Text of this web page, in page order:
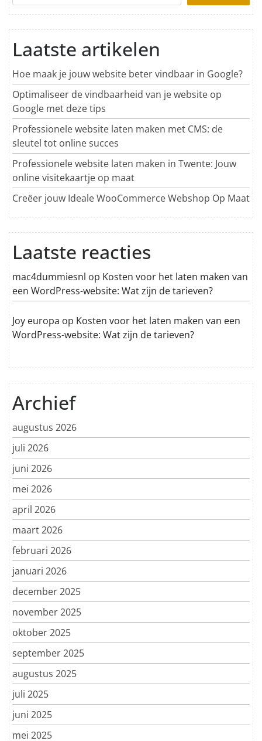
Laatste artikelen
Hoe maak je jouw website beter vindbaar in Google?
Optimaliseer de vindbaarheid van je website op
Google met deze tips
Professionele website laten maken met CMS: de
sleutel tot online succes
Professionele website laten maken in Twente: Jouw
online visitekaartje op maat
Creëer jouw Ideale WooCommerce Webshop Op Maat
Laatste reacties
mac4dummiesnl op Kosten voor het laten maken van
een WordPress-website: Wat zijn de tarieven?
Joy europa op Kosten voor het laten maken van een
WordPress-website: Wat zijn de tarieven?
Archief
augustus 2026
juli 2026
juni 2026
mei 2026
april 2026
maart 2026
februari 2026
januari 2026
december 2025
november 2025
oktober 2025
september 2025
augustus 2025
juli 2025
juni 2025
mei 2025